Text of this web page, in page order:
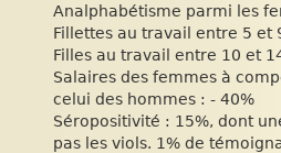
Analphabétisme parmi les
Fillettes au travail entre 5 et
Filles au travail entre 10 et
Salaires des femmes à
celui des hommes : - 40%
Séropositivité : 15%, dont
pas les viols. 1% de